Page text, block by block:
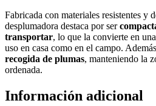
Fabricada con materiales resistentes y
desplumadora destaca por ser
transportar, lo que la convierte en
uso en casa como en el campo.
recogida de plumas, manteniendo la
ordenada.
Información adicional